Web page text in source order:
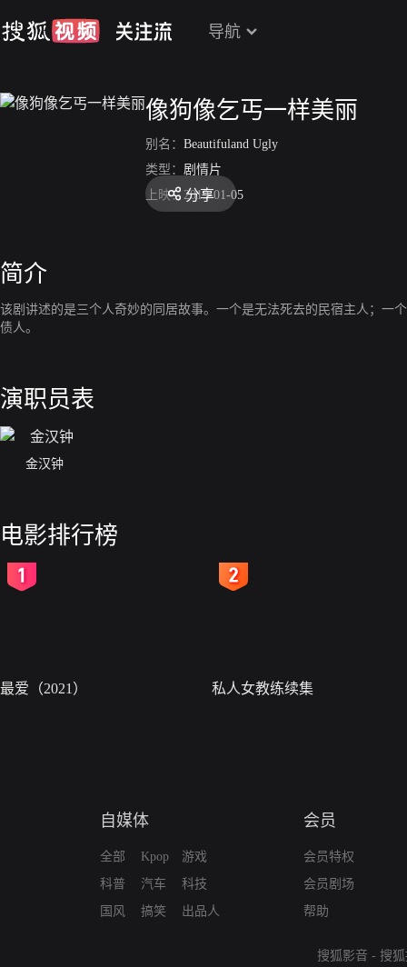
导航
像狗像乞丐一样美丽
别名： Beautifuland Ugly
类型： 剧情片
上映： 2019-01-05
分享
简介
该剧讲述的是三个人奇妙的同居故事。一个是无法死去的民宿主人；一
债人。
演职员表
金汉钟
电影排行榜
最爱（2021） 私人女教练续集
自媒体
全部
科普
国风
Kpop
汽车
搞笑
游戏
科技
出品人
会员
会员特权
会员剧场
帮助
搜狐影音 - 搜